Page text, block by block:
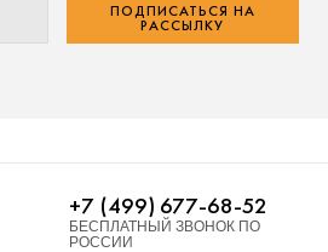
ПОДПИСАТЬСЯ НА
РАССЫЛКУ
+7 (499) 677-68-52
БЕСПЛАТНЫЙ ЗВОНОК ПО
РОССИИ